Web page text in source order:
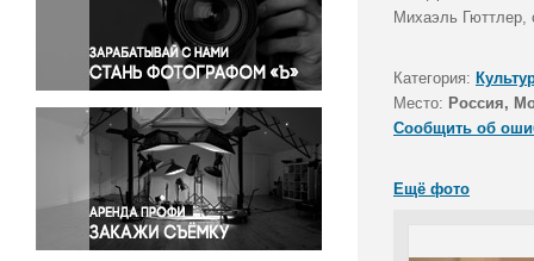
Правосудие
Происшествия и конфликты
Религия
Светская жизнь
Спорт
Экология
Экономика и бизнес
Михаэль Гюттлер,
Категория:
Место: Россия,
Сообщить об
Ещё фото